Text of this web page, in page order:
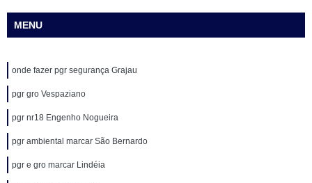
MENU
onde fazer pgr segurança Grajau
pgr gro Vespaziano
pgr nr18 Engenho Nogueira
pgr ambiental marcar São Bernardo
pgr e gro marcar Lindéia